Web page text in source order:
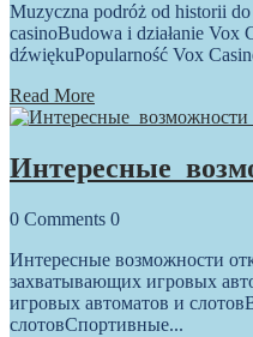
Muzyczna podróż od historii
casinoBudowa i działanie Vox
dźwiękuPopularność Vox
Read More
0 Comments 0
Интересные возможности
захватывающих игровых
игровых автоматов и
слотовСпортивные...